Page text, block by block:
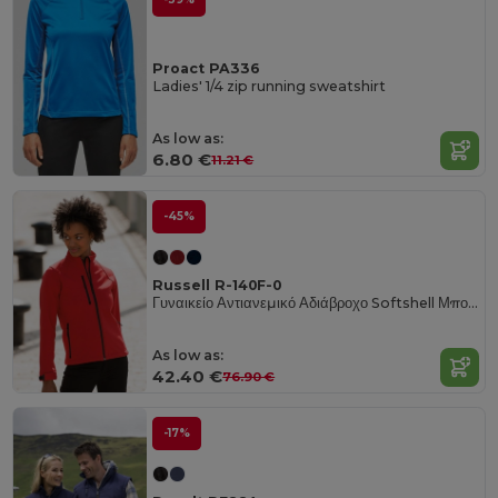
Proact PA336
Ladies' 1/4 zip running sweatshirt
As low as:
6.80 €11.21 €
-45%
Russell R-140F-0
Γυναικείο Αντιανεμικό Αδιάβροχο Softshell Μπουφάν
As low as:
42.40 €76.90 €
-17%